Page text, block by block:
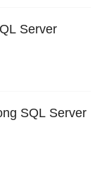
Server
SQL Server